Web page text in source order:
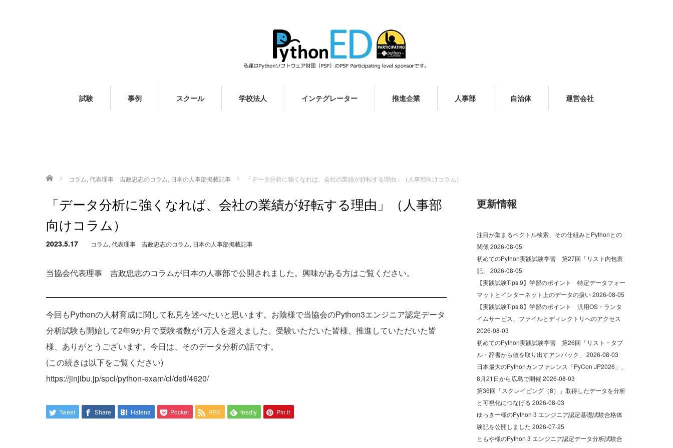
試験 事例 スクール 学校法人 インテグレーター 推進企業 人事部 自治体 運営会社
ホーム コラム, 代表理事 吉政忠志のコラム, 日本の人事部掲載記事 「データ分析に強くなれば、会社の業績が好転する理由」（人事部向けコラム）
「データ分析に強くなれば、会社の業績が好転する理由」（人事部
向けコラム）
2023.5.17 コラム, 代表理事 吉政忠志のコラム, 日本の人事部掲載記事
当協会代表理事 吉政忠志のコラムが日本の人事部で公開されました。興味がある方はご覧ください。
今回もPythonの人材育成に関して私見を述べたいと思います。お陰様で当協会のPython3エンジニア認定データ
分析試験も開始して2年9か月で受験者数が1万人を超えました。受験いただいた皆様、推進していただいた皆
様、ありがとうございます。今日は、そのデータ分析の話です。
(この続きは以下をご覧ください)
https://jinjibu.jp/spcl/python-exam/cl/detl/4620/
Tweet Share Hatena Pocket RSS feedly Pin it
更新情報
注目が集まるベクトル検索、その仕組みとPythonとの
関係2026-08-05
初めてのPython実践試験学習 第27回「リスト内包表
記」 2026-08-05
【実践試験Tips.9】学習のポイント 特定データフォー
マットとインターネット上のデータの扱い2026-08-05
【実践試験Tips.8】学習のポイント 汎用OS・ランタ
イムサービス、ファイルとディレクトリへのアクセス
2026-08-03
初めてのPython実践試験学習 第26回「リスト・タプ
ル・辞書から値を取り出すアンパック」 2026-08-03
日本最大のPythonカンファレンス「PyCon JP2026」、
8月21日から広島で開催2026-08-03
第36回「スクレイピング（8）」取得したデータを分析
と可視化につなげる 2026-08-03
ゆっきー様のPython 3 エンジニア認定基礎試験合格体
験記を公開しました 2026-07-25
ともや様のPython 3 エンジニア認定データ分析試験合